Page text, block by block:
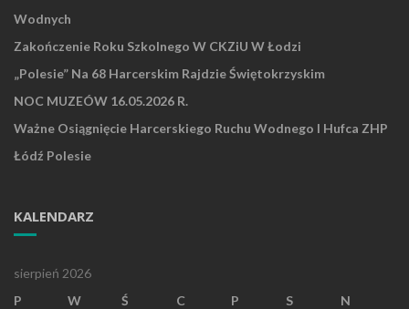
Wodnych
Zakończenie Roku Szkolnego W CKZiU W Łodzi
„Polesie” Na 68 Harcerskim Rajdzie Świętokrzyskim
NOC MUZEÓW 16.05.2026 R.
Ważne Osiągnięcie Harcerskiego Ruchu Wodnego I Hufca ZHP
Łódź Polesie
KALENDARZ
sierpień 2026
P
W Ś C P S
N